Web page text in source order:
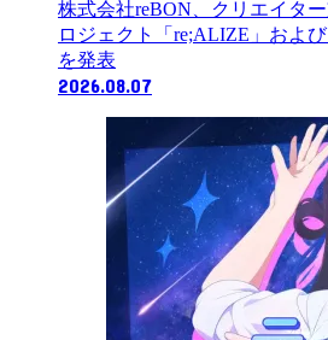
株式会社reBON、クリエイタ
ロジェクト「re;ALIZE」および
を発表
2026.08.07